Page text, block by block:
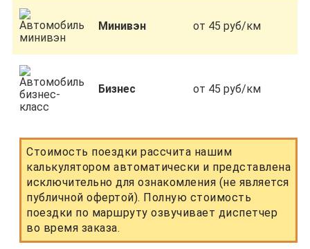
Минивэн от 45 руб/км
Бизнес от 45 руб/км
Стоимость поездки рассчита нашим
калькулятором автоматически и представлена
исключительно для ознакомления (не является
публичной офертой). Полную стоимость
поездки по маршруту озвучивает диспетчер
во время заказа.